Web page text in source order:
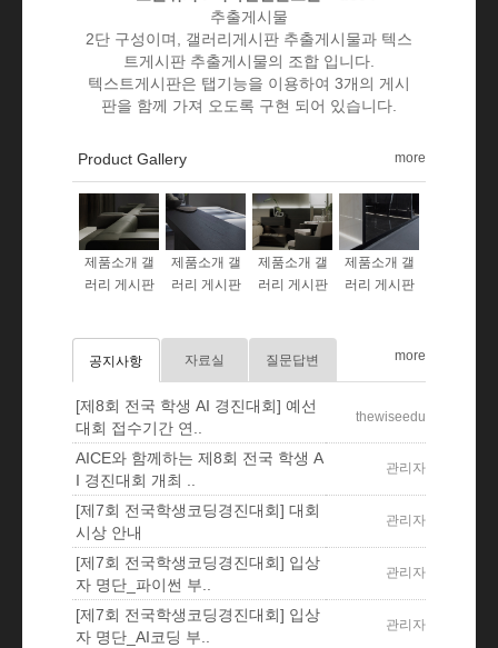
추출게시물
2단 구성이며, 갤러리게시판 추출게시물과 텍스
트게시판 추출게시물의 조합 입니다.
텍스트게시판은 탭기능을 이용하여 3개의 게시
판을 함께 가져 오도록 구현 되어 있습니다.
Product Gallery more
제품소개 갤
러리 게시판
제품소개 갤
러리 게시판
제품소개 갤
러리 게시판
제품소개 갤
러리 게시판
공지사항 자료실 질문답변 more
[제8회 전국 학생 AI 경진대회] 예선
대회 접수기간 연..
thewiseedu
AICE와 함께하는 제8회 전국 학생 A
I 경진대회 개최 ..
관리자
[제7회 전국학생코딩경진대회] 대회
시상 안내
관리자
[제7회 전국학생코딩경진대회] 입상
자 명단_파이썬 부..
관리자
[제7회 전국학생코딩경진대회] 입상
자 명단_AI코딩 부..
관리자